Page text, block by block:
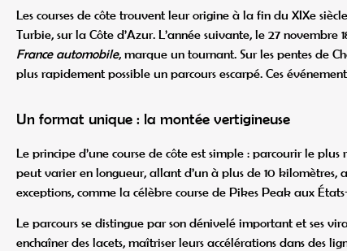
Les courses de côte trouvent leur origine à la fin du XIXe
Turbie, sur la Côte d’Azur. L’année suivante, le 27
France automobile, marque un tournant. Sur les pentes de
plus rapidement possible un parcours escarpé. Ces
Un format unique : la montée vertigineuse
Le principe d’une course de côte est simple : parcourir le
peut varier en longueur, allant d’un à plus de 10
exceptions, comme la célèbre course de Pikes Peak aux
Le parcours se distingue par son dénivelé important et ses
enchaîner des lacets, maîtriser leurs accélérations dans des